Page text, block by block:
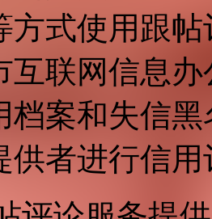
方式使用跟
互联网信息
档案和失信
供者进行信用